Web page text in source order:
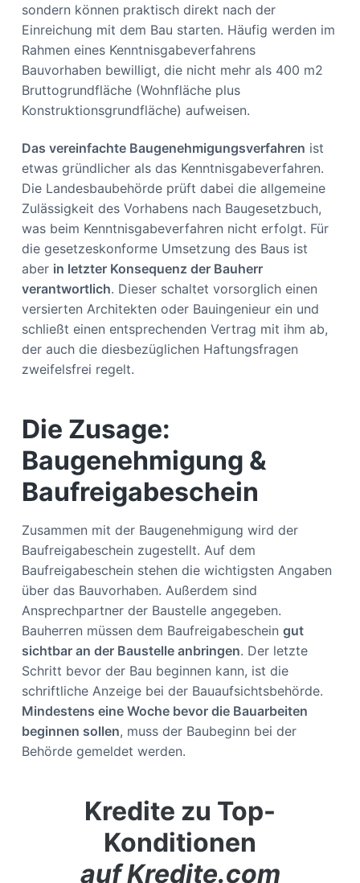
sondern können praktisch direkt nach der
Einreichung mit dem Bau starten. Häufig werden im
Rahmen eines Kenntnisgabeverfahrens
Bauvorhaben bewilligt, die nicht mehr als 400 m2
Bruttogrundfläche (Wohnfläche plus
Konstruktionsgrundfläche) aufweisen.
Das vereinfachte Baugenehmigungsverfahren ist
etwas gründlicher als das Kenntnisgabeverfahren.
Die Landesbaubehörde prüft dabei die allgemeine
Zulässigkeit des Vorhabens nach Baugesetzbuch,
was beim Kenntnisgabeverfahren nicht erfolgt. Für
die gesetzeskonforme Umsetzung des Baus ist
aber in letzter Konsequenz der Bauherr
verantwortlich. Dieser schaltet vorsorglich einen
versierten Architekten oder Bauingenieur ein und
schließt einen entsprechenden Vertrag mit ihm ab,
der auch die diesbezüglichen Haftungsfragen
zweifelsfrei regelt.
Die Zusage:
Baugenehmigung &
Baufreigabeschein
Zusammen mit der Baugenehmigung wird der
Baufreigabeschein zugestellt. Auf dem
Baufreigabeschein stehen die wichtigsten Angaben
über das Bauvorhaben. Außerdem sind
Ansprechpartner der Baustelle angegeben.
Bauherren müssen dem Baufreigabeschein gut
sichtbar an der Baustelle anbringen. Der letzte
Schritt bevor der Bau beginnen kann, ist die
schriftliche Anzeige bei der Bauaufsichtsbehörde.
Mindestens eine Woche bevor die Bauarbeiten
beginnen sollen, muss der Baubeginn bei der
Behörde gemeldet werden.
Kredite zu Top-
Konditionen
auf Kredite.com